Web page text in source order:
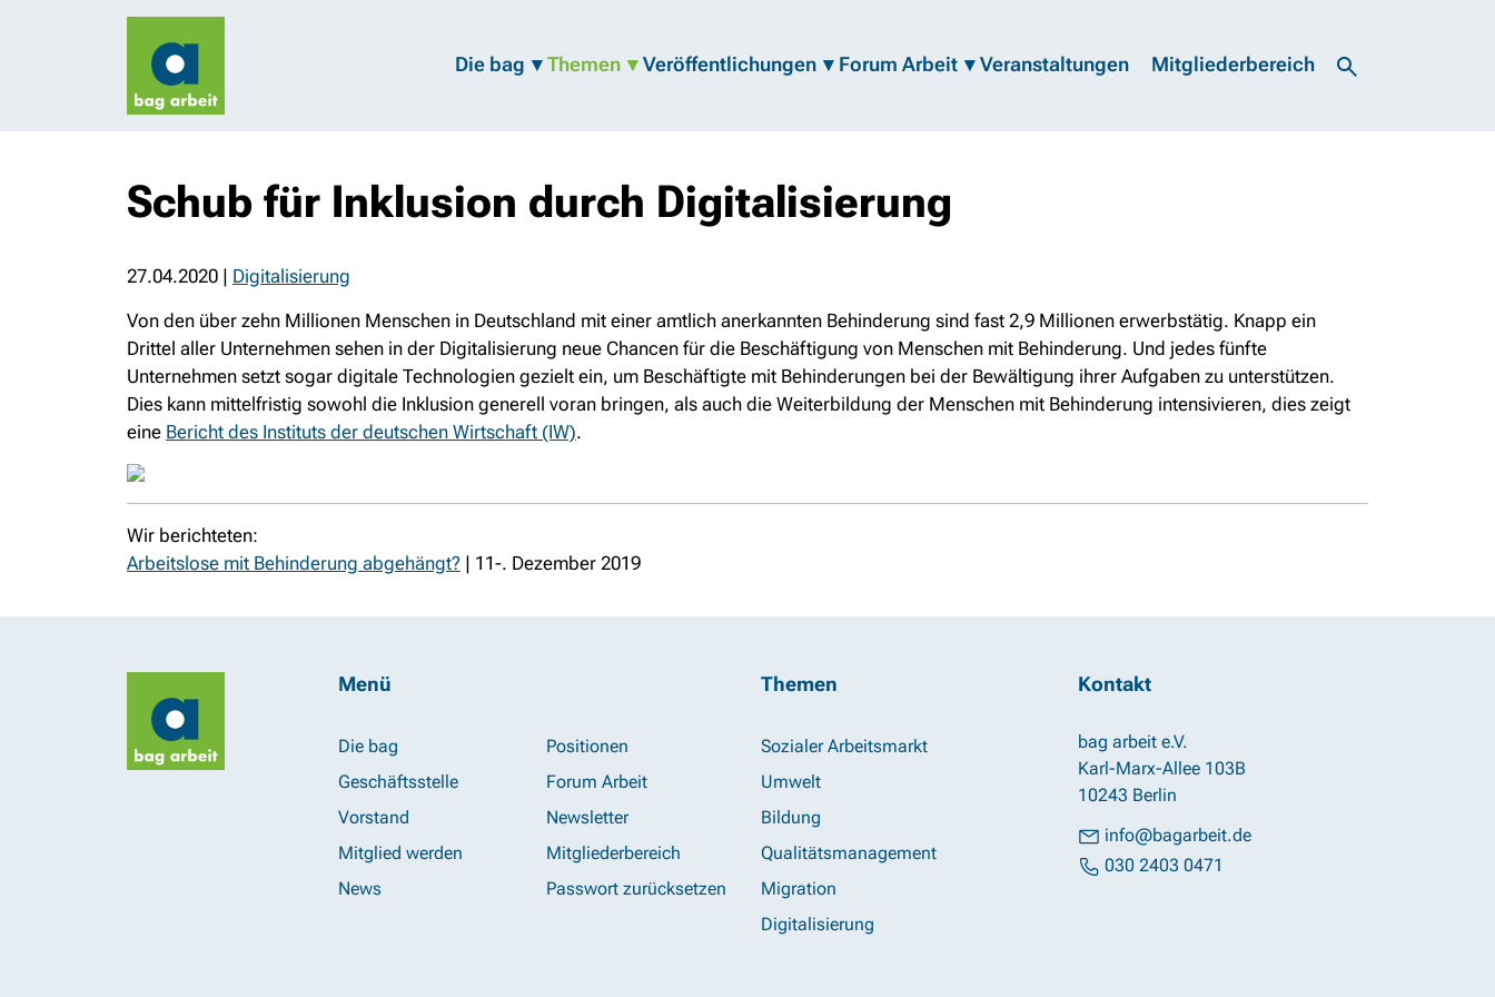
Die bag Themen Veröffentlichungen Forum Arbeit Veranstaltungen Mitgliederbereich
Schub für Inklusion durch Digitalisierung
27.04.2020 | Digitalisierung
Von den über zehn Millionen Menschen in Deutschland mit einer amtlich anerkannten Behinderung sind fast 2,9 Millionen erwerbstätig. Knapp ein
Drittel aller Unternehmen sehen in der Digitalisierung neue Chancen für die Beschäftigung von Menschen mit Behinderung. Und jedes fünfte
Unternehmen setzt sogar digitale Technologien gezielt ein, um Beschäftigte mit Behinderungen bei der Bewältigung ihrer Aufgaben zu unterstützen.
Dies kann mittelfristig sowohl die Inklusion generell voran bringen, als auch die Weiterbildung der Menschen mit Behinderung intensivieren, dies zeigt
eine Bericht des Instituts der deutschen Wirtschaft (IW).
Wir berichteten:
Arbeitslose mit Behinderung abgehängt? | 11-. Dezember 2019
Menü
Die bag
Geschäftsstelle
Vorstand
Mitglied werden
News
Positionen
Forum Arbeit
Newsletter
Mitgliederbereich
Passwort zurücksetzen
Themen
Sozialer Arbeitsmarkt
Umwelt
Bildung
Qualitätsmanagement
Migration
Digitalisierung
Kontakt
bag arbeit e.V.
Karl-Marx-Allee 103B
10243 Berlin
info@bagarbeit.de
030 2403 0471